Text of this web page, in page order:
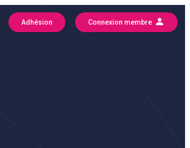
Connexion membre
Adhésion